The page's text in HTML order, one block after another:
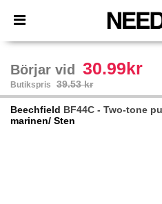
× Needen-app
Bättre priser i appen!
Börjar vid 30.99kr
Butikspris 39.53 kr
Beechfield BF44C - Two-tone
marinen/ Sten